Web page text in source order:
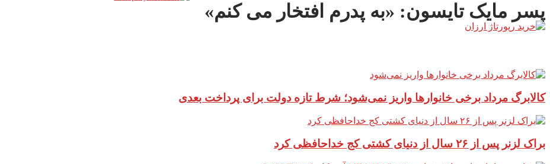
پسر مایک تایسون: «به پدرم افتخار می کنم»
کالابرگ مرداد برخی خانوارها واریز نمی‌شود؛ شرط تازه دولت برای پرداخت بعدی
براک لزنر پس از ۲۶ سال از دنیای کشتی کج خداحافظی کرد